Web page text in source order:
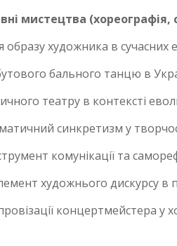
мистецтва (хореографія,
образу художника в
бального танцю в
театру в контексті
синкретизм у
комунікації та
художнього дискурсу
концертмейстера у